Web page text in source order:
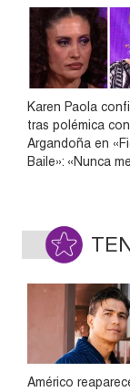
Karen Paola
tras polémica
Argandoña en
Baile»: «Nunca
Américo